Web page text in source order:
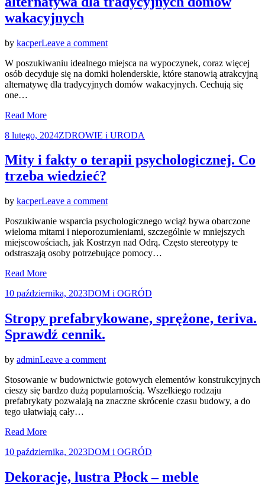
wakacyjnych
by kacperLeave a commenton
holenderskie
–
nowoczesna
wakacyjnych
W poszukiwaniu idealnego miejsca na wypoczynek, coraz więcej
osób decyduje się na domki holenderskie, które stanowią atrakcyjną
alternatywę dla tradycyjnych domów wakacyjnych. Cechują się
one…
Read More
Posted
8 lutego, 2024ZDROWIE i URODA
Mity i fakty o terapii psychologicznej. Co
trzeba wiedzieć?
by kacperLeave a commenton
i
fakty
o
terapii
wiedzieć?
Poszukiwanie wsparcia psychologicznego wciąż bywa obarczone
wieloma mitami i nieporozumieniami, szczególnie w mniejszych
miejscowościach, jak Kostrzyn nad Odrą. Często stereotypy te
odstraszają osoby potrzebujące pomocy…
Read More
Posted
10 października, 2023DOM i OGRÓD
Stropy prefabrykowane, sprężone, teriva.
Sprawdź cennik.
by adminLeave a commenton
prefabrykowane,
sprężone,
teriva.
Stosowanie w budownictwie gotowych elementów konstrukcyjnych
cieszy się bardzo dużą popularnością. Wszelkiego rodzaju
prefabrykaty pozwalają na znaczne skrócenie czasu budowy, a do
tego ułatwiają cały…
Read More
Posted
10 października, 2023DOM i OGRÓD
Dekoracje, lustra Płock – meble